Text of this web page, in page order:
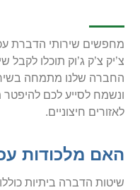
מחפשים שירותי הדברת
צ’יק צ’ק ג’וק תוכלו
החברה שלנו מתמחה
ונשמח לסייע לכם
לאזורים חיצוניים.
האם מלכודות
שיטות הדברה ביתיות